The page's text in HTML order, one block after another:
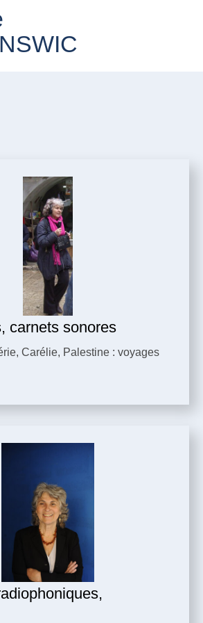
carnets sonores
Carélie, Palestine : voyages